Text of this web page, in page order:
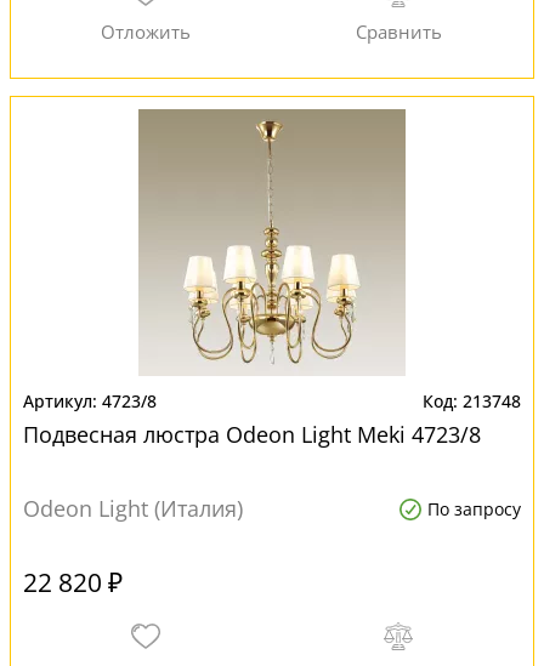
4723/8 213748
Подвесная люстра Odeon Light Meki 4723/8
Odeon Light (Италия) По запросу
22 820 ₽